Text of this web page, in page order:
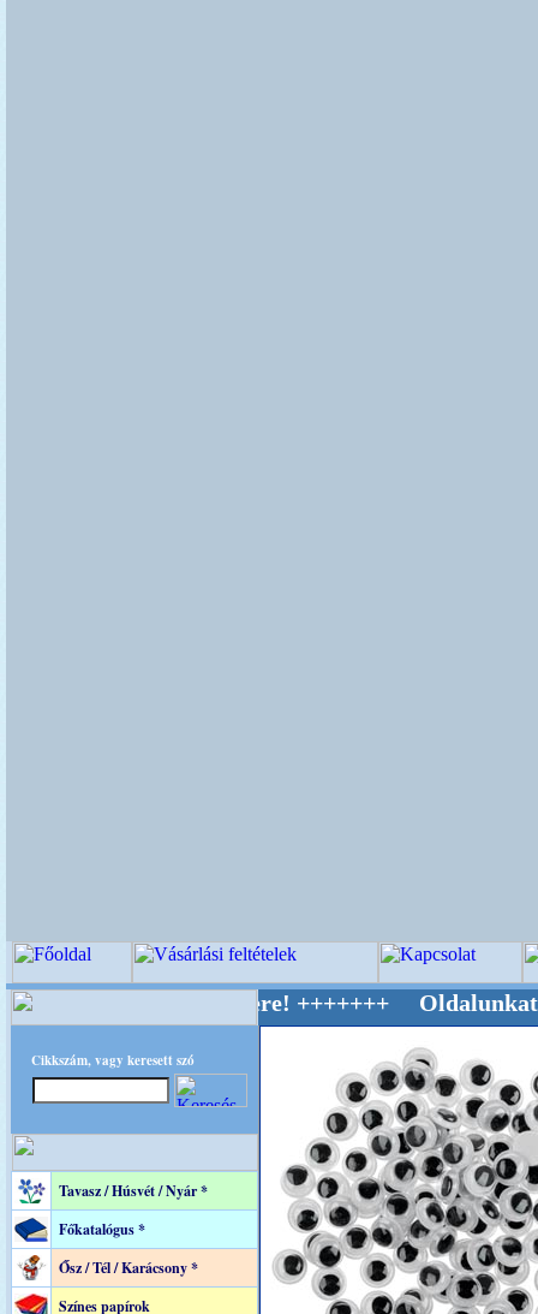
Cikkszám, vagy keresett szó
Tavasz / Húsvét / Nyár *
Főkatalógus *
Ősz / Tél / Karácsony *
Színes papírok
Világ Mestere! +++++++ Oldalunkat